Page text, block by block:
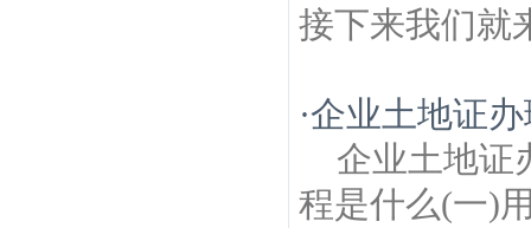
接下来我们就
·企业土地证
企业土地证
程是什么(一)